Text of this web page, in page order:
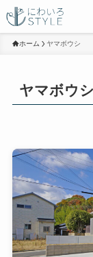
ホーム ヤマボウシ
ヤマボウシ